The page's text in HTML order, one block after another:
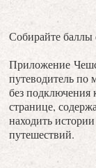
Собирайте
Приложение
путеводитель
без подключения
странице,
находить
путешествий.